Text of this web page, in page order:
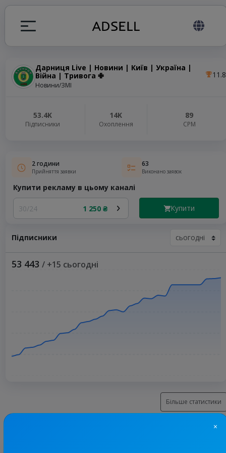
Дарниця Live | Новини | Київ | Україна |
Війна | Тривога ✙
Новини/ЗМІ
11.8
53.4K
Підписники
14K
Охоплення
89
СРМ
2 години
Прийняття заявки
63
Виконано заявок
Купити рекламу в цьому каналі
30/24 1 250 ₴ Купити
Підписники
53 443 / +15 сьогодні
Більше статистики
×